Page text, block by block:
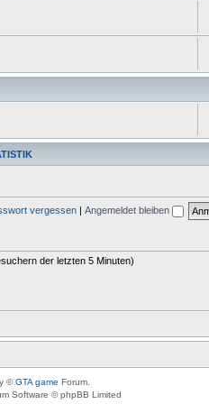
vergessen | Angemeldet bleiben
der letzten 5 Minuten)
©GTA game Forum.
Software © phpBB Limited